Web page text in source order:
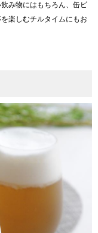
み物にはもちろん、缶ビ
楽しむチルタイムにもお